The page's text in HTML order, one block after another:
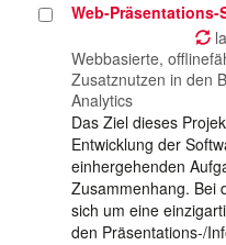
ProjektWeb-Präsentations-
Webbasierte,
Zusatznutzen in den
Analytics
Das Ziel dieses
Entwicklung der
einhergehenden
Zusammenhang. Bei
sich um eine
den Präsentations-/